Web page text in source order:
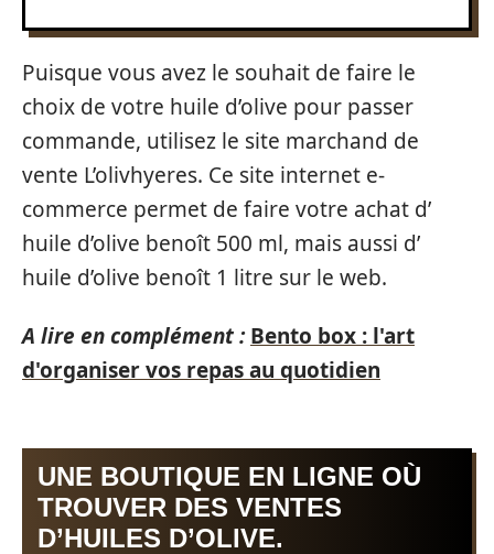
Puisque vous avez le souhait de faire le
choix de votre huile d’olive pour passer
commande, utilisez le site marchand de
vente L’olivhyeres. Ce site internet e-
commerce permet de faire votre achat d’
huile d’olive benoît 500 ml, mais aussi d’
huile d’olive benoît 1 litre sur le web.
A lire en complément : Bento box : l'art
d'organiser vos repas au quotidien
UNE BOUTIQUE EN LIGNE OÙ
TROUVER DES VENTES
D’HUILES D’OLIVE.